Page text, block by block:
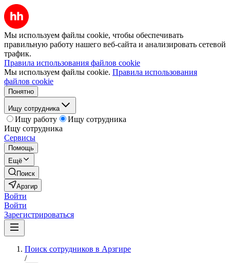
Мы используем файлы cookie, чтобы обеспечивать
правильную работу нашего веб-сайта и анализировать сетевой
трафик.
Правила использования файлов cookie
Мы используем файлы cookie. Правила использования
файлов cookie
Понятно
Ищу сотрудника
Ищу работу
Ищу сотрудника
Ищу сотрудника
Сервисы
Помощь
Ещё
Поиск
Арзгир
Войти
Войти
Зарегистрироваться
Поиск сотрудников в Арзгире
/